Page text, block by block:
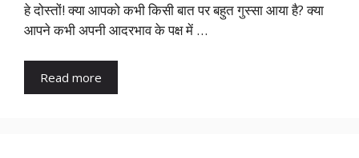
हे दोस्तों! क्या आपको कभी किसी बात पर बहुत गुस्सा आया है? क्या
आपने कभी अपनी आदरभाव के पक्ष में …
Read more